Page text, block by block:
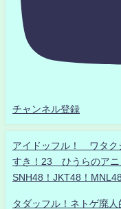
チャンネル登録
アイドッフル！ ワタク
すき！23 ひうらのアニ
SNH48！JKT48！
タダッフル！ネトゲ廃